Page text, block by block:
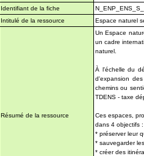
Identifiant de la fiche
Intitulé de la ressource
Espace naturel
Résumé de la ressource
Un Espace
un cadre
naturel.
À l'échelle du
d'expansion
chemins ou
TDENS - taxe
Ces espaces,
dans 4 objectifs :
* préserver leur
* sauvegarder
* créer des